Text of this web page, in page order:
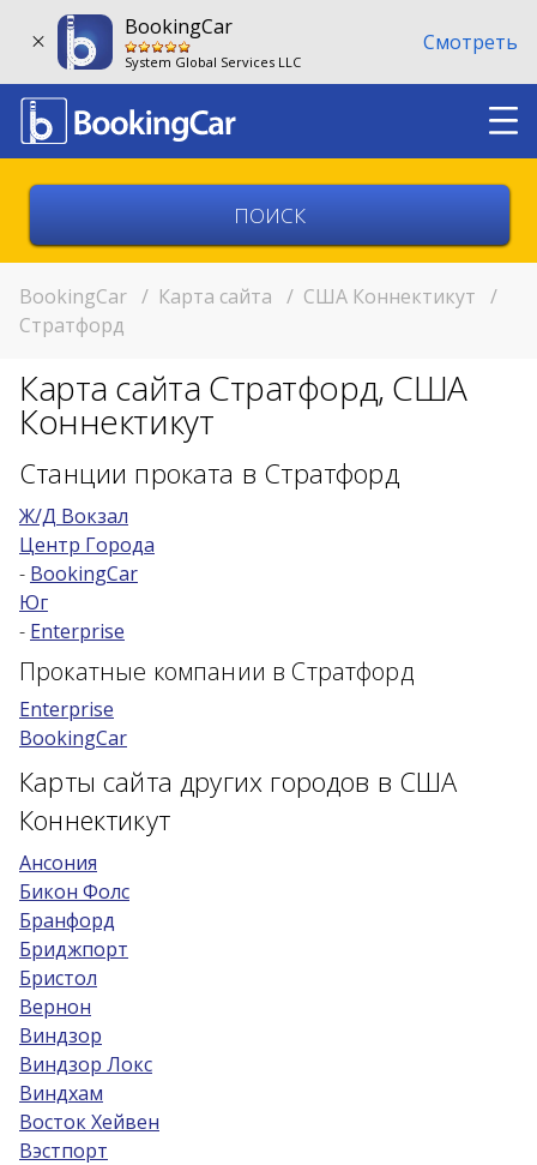
BookingCar
System Global Services LLC
Смотреть
Выберите город
Возврат в другом месте?
11:00
Возраст 25-70 лет?
BookingCar / Карта сайта / США Коннектикут /
Стратфорд
Карта сайта Стратфорд, США
Коннектикут
Станции проката в Стратфорд
Ж/Д Вокзал
Центр Города
- BookingCar
Юг
- Enterprise
Прокатные компании в Стратфорд
Enterprise
BookingCar
Карты сайта других городов в США
Коннектикут
Ансония
Бикон Фолс
Бранфорд
Бриджпорт
Бристол
Вернон
Виндзор
Виндзор Локс
Виндхам
Восток Хейвен
Вэстпорт